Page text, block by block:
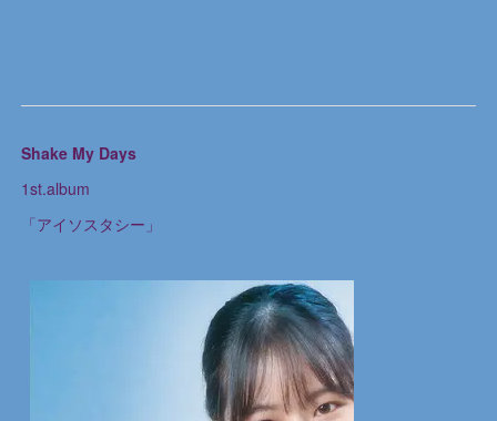
Shake My Days
1st.album
「アイソスタシー」